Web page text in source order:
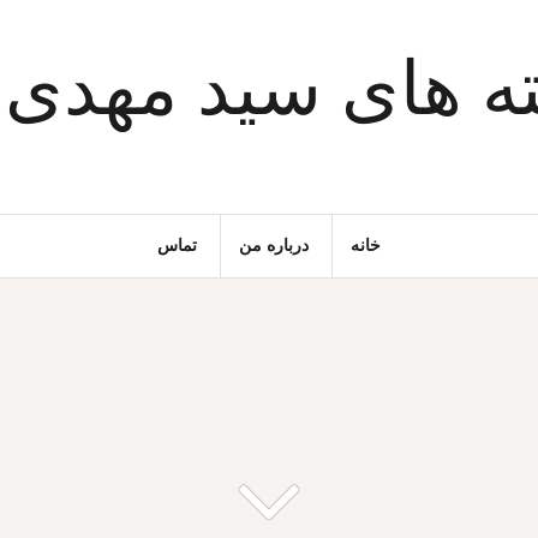
های سید
خانه درباره من تماس